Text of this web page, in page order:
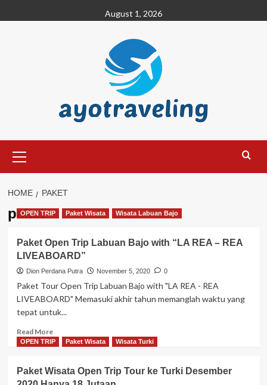
to
August 1, 2026
Menu
HOME PAKET
paket
OPEN TRIP Paket Wisata Wisata Labuan Bajo
Paket Open Trip Labuan Bajo with “LA REA – REA
LIVEABOARD”
Dion Perdana Putra November 5, 2020 0
Paket Tour Open Trip Labuan Bajo with "LA REA - REA
LIVEABOARD" Memasuki akhir tahun memanglah waktu yang
tepat untuk...
Read MoreRead
more
Open
OPEN TRIP Paket Wisata Wisata Turki
Paket Wisata Open Trip Tour ke Turki Desember